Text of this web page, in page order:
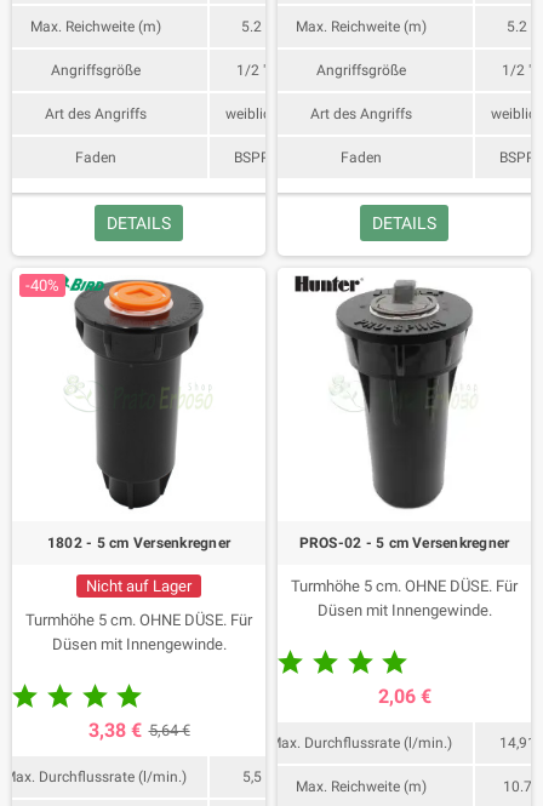
Max. Reichweite (m) 5.2
Angriffsgröße 1/2 "
Art des Angriffs weiblich
Faden BSPP
DETAILS
Max. Reichweite (m) 5.2
Angriffsgröße 1/2 "
Art des Angriffs weiblich
Faden BSPP
DETAILS
-40%
1802 - 5 cm Versenkregner
Nicht auf Lager
Turmhöhe 5 cm. OHNE DÜSE. Für
Düsen mit Innengewinde.
   
3,38 € 5,64 €
Max. Durchflussrate (l/min.) 5,5
PROS-02 - 5 cm Versenkregner
Turmhöhe 5 cm. OHNE DÜSE. Für
Düsen mit Innengewinde.
   
2,06 €
Max. Durchflussrate (l/min.) 14,91
Max. Reichweite (m) 10.7